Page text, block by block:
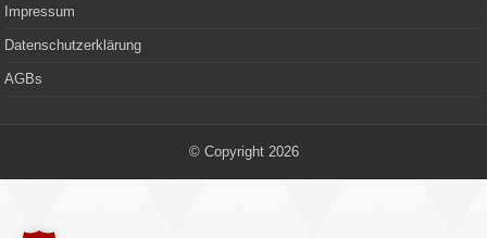
Impressum
Datenschutzerklärung
AGBs
© Copyright 2026